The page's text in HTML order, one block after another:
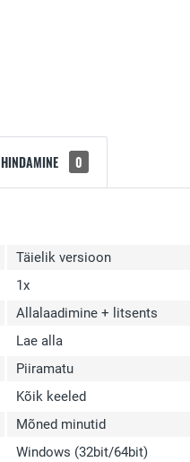
HINDAMINE 0
Täielik versioon
1x
Allalaadimine + litsents
Lae alla
Piiramatu
Kõik keeled
Mõned minutid
Windows (32bit/64bit)